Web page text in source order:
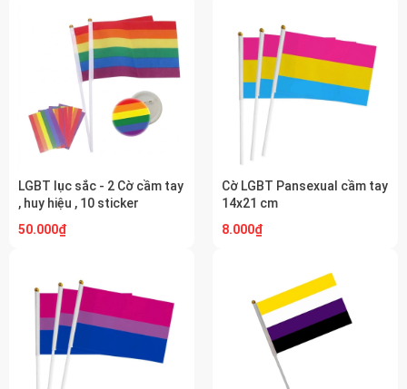
LGBT lục sắc - 2 Cờ cầm tay
, huy hiệu , 10 sticker
50.000₫
Cờ LGBT Pansexual cầm tay
14x21 cm
8.000₫